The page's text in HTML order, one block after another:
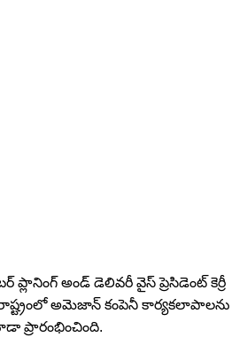
అండ్ డెలివరీ వైస్ ప్రెసిడెంట్ కెర్రీ
అమెజాన్ కంపెనీ కార్యకలాపాలను
ప్రారంభించింది.